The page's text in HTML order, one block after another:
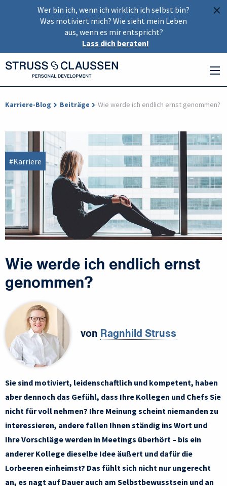
×
Wer bin ich, wenn ich wirklich ich selbst bin?
Was motiviert mich? Wie sieht mein Leben
aus, wenn es mir entspricht?
Lass dich beraten!
Karriere-Blog Beiträge Wie werde ich endlich ernst genommen?
#Karriere
Wie werde ich endlich ernst
genommen?
von Ragnhild Struss
Sie sind motiviert, leidenschaftlich und kompetent, haben
aber dennoch das Gefühl, dass Ihre Kollegen und Chefs Sie
nicht für voll nehmen? Ihre Meinung scheint niemanden zu
interessieren, andere fallen Ihnen ständig ins Wort und
Ihre Vorschläge werden in Meetings überhört – bis ein
anderer Kollege dieselbe Idee äußert und dafür die
Lorbeeren einheimst? Das fühlt sich nicht nur ungerecht
an, es nagt auf Dauer auch am Selbstbewusstsein und an